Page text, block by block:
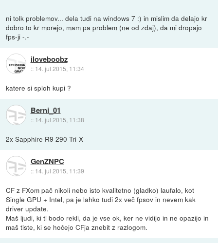
ni tolk problemov... dela tudi na windows 7 :) in mislim da delajo kr
dobro to kr morejo, mam pa problem (ne od zdaj), da mi dropajo
fps-ji -.-
iloveboobz
:: 14. jul 2015, 11:34
katere si sploh kupi ?
Berni_01
:: 14. jul 2015, 11:38
2x Sapphire R9 290 Tri-X
GenZNPC
:: 14. jul 2015, 11:39
CF z FXom pač nikoli nebo isto kvalitetno (gladko) laufalo, kot
Single GPU + Intel, pa je lahko tudi 2x več fpsov in nevem kak
driver update.
Maš ljudi, ki ti bodo rekli, da je vse ok, ker ne vidijo in ne opazijo in
maš tiste, ki se hočejo CFja znebit z razlogom.